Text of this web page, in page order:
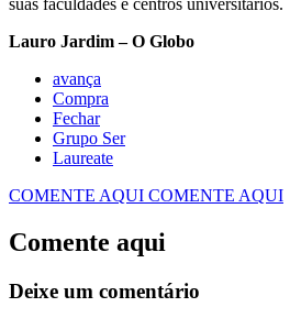
Lauro Jardim – O Globo
avança
Compra
Fechar
Grupo Ser
Laureate
COMENTE AQUI COMENTE AQUI
Comente aqui
Deixe um comentário